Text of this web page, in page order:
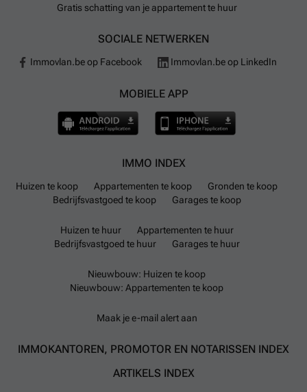
Gratis schatting van je appartement te huur
SOCIALE NETWERKEN
Immovlan.be op Facebook Immovlan.be op LinkedIn
MOBIELE APP
IMMO INDEX
Huizen te koop Appartementen te koop
Gronden te koop
Bedrijfsvastgoed te koop
Garages te koop
Huizen te huur
Appartementen te huur
Bedrijfsvastgoed te huur
Garages te huur
Nieuwbouw: Huizen te koop
Nieuwbouw: Appartementen te koop
Maak je e-mail alert aan
IMMOKANTOREN, PROMOTOR EN NOTARISSEN INDEX
ARTIKELS INDEX